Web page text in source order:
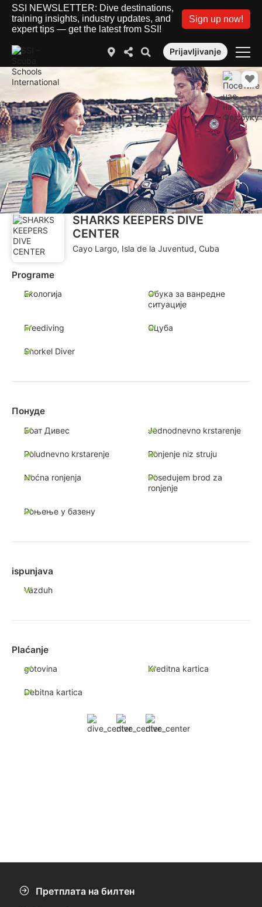
SSI NEWSLETTER: Dive destinations,
training insights, industry updates, and
expert tips — get the latest from SSI!
Sign up now!
Prijavljivanje
SHARKS KEEPERS DIVE
CENTER
Cayo Largo, Isla de la Juventud, Cuba
Programe
Екологија
Обука за ванредне
ситуације
Freediving Сцуба
Snorkel Diver
Понуде
Боат Дивес Jednodnevno krstarenje
Poludnevno krstarenje Ronjenje niz struju
Noćna ronjenja
Posedujem brod za
ronjenje
Роњење у базену
ispunjava
Vazduh
Plaćanje
gotovina Kreditna kartica
Debitna kartica
Претплата на билтен